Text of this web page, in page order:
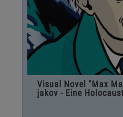
Visual Novel "Max
jakov - Eine